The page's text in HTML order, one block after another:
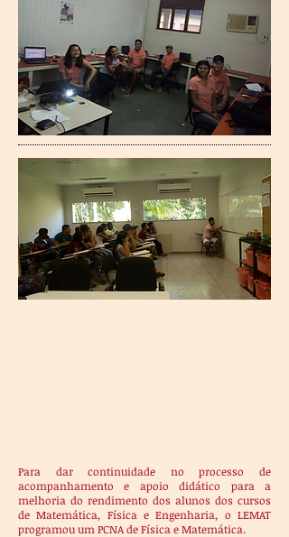
Para dar continuidade no processo de
acompanhamento e apoio didático para a
melhoria do rendimento dos alunos dos cursos
de Matemática, Física e Engenharia, o LEMAT
programou um PCNA de Física e Matemática.